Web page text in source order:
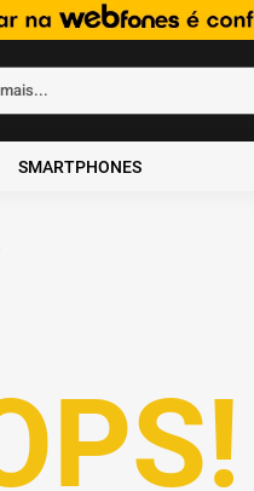
mais...
SMARTPHONES